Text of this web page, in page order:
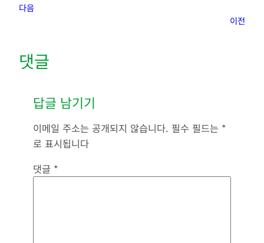
다음
이전
댓글
답글 남기기
이메일 주소는 공개되지 않습니다. 필수 필드는 *
로 표시됩니다
댓글 *